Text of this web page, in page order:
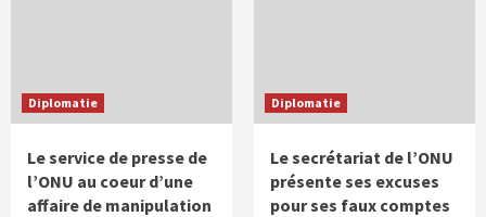
Diplomatie
Le service de presse de
l’ONU au coeur d’une
affaire de manipulation
Diplomatie
Le secrétariat de l’ONU
présente ses excuses
pour ses faux comptes